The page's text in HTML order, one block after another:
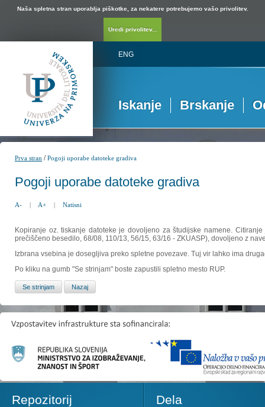
Naša spletna stran uporablja piškotke, za nekatere potrebujemo vašo privolitev.
Uredi privolitev...
ENG
Iskanje Brskanje
Prva stran /Pogoji uporabe datoteke gradiva
Pogoji uporabe datoteke gradiva
A- | A+ | Natisni
Kopiranje oz. tiskanje datoteke je dovoljeno za študijske namene.
prečiščeno besedilo, 68/08, 110/13, 56/15, 63/16 - ZKUASP), dovoljeno z
Izbrana vsebina je dosegljiva preko spletne povezave. Tuj vir lahko ima
Po kliku na gumb "Se strinjam" boste zapustili spletno mesto RUP.
Repozitorij Dela